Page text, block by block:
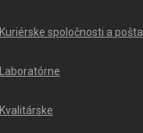
Kuriérske spoločnosti a pošta
Laboratórne
Kvalitárske